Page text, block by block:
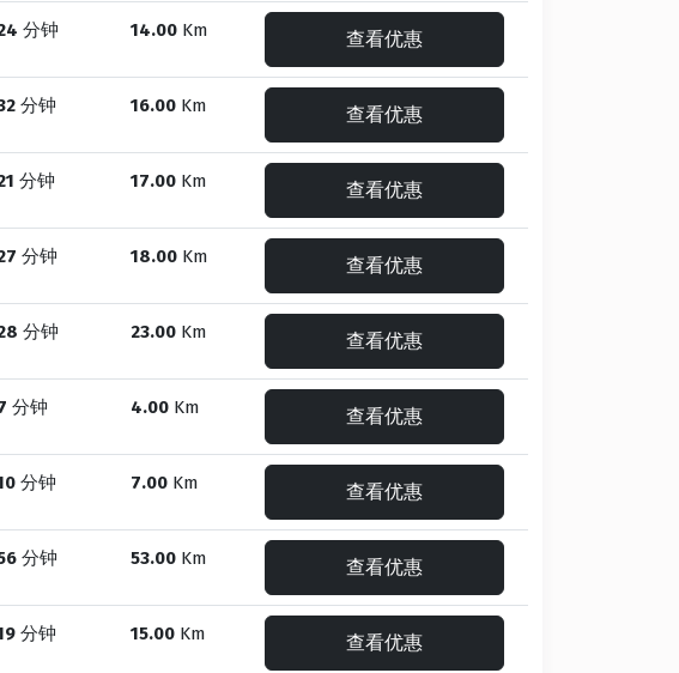
分钟 14.00Km 查看优惠
分钟 16.00Km 查看优惠
分钟 17.00Km 查看优惠
分钟 18.00Km 查看优惠
分钟 23.00Km 查看优惠
分钟 4.00Km 查看优惠
分钟 7.00Km 查看优惠
分钟 53.00Km 查看优惠
分钟 15.00Km 查看优惠